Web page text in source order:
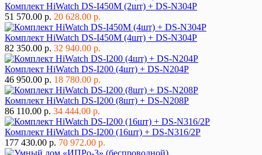
Комплект HiWatch DS-I450M (2шт) + DS-N304P
51 570.00 р. 20 628.00 р.
Комплект HiWatch DS-I450M (4шт) + DS-N304P
82 350.00 р. 32 940.00 р.
Комплект HiWatch DS-I200 (4шт) + DS-N204P
46 950.00 р. 18 780.00 р.
Комплект HiWatch DS-I200 (8шт) + DS-N208P
86 110.00 р. 34 444.00 р.
Комплект HiWatch DS-I200 (16шт) + DS-N316/2P
177 430.00 р. 70 972.00 р.